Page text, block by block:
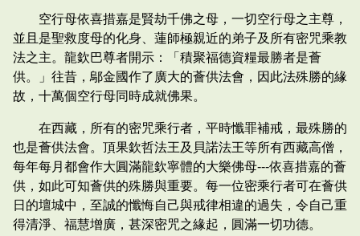
空行母依喜措嘉是賢劫千佛之母，一切空行母之主尊，
並且是聖救度母的化身、蓮師極親近的弟子及所有密咒乘教
法之主。龍欽巴尊者開示：「積聚福德資糧最勝者是薈
供。」往昔，鄔金國作了廣大的薈供法會，因此法殊勝的緣
故，十萬個空行母同時成就佛果。
在西藏，所有的密咒乘行者，平時懺罪補戒，最殊勝的
也是薈供法會。頂果欽哲法王及貝諾法王等所有西藏高僧，
每年每月都會作大圓滿龍欽寧體的大樂佛母---依喜措嘉的薈
供，如此可知薈供的殊勝與重要。每一位密乘行者可在薈供
日的壇城中，至誠的懺悔自己與戒律相違的過失，令自己重
得清淨、福慧增廣，甚深密咒之緣起，圓滿一切功德。